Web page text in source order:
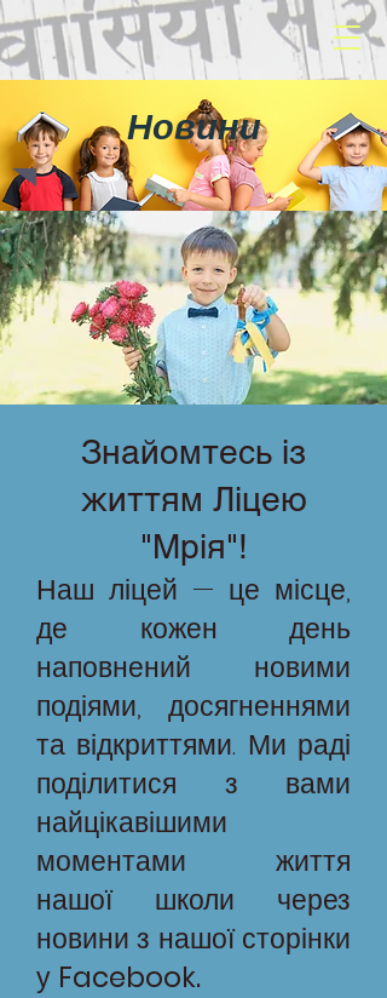
Новини
Знайомтесь із
життям Ліцею
"Мрія"!
Наш ліцей — це місце,
де кожен день
наповнений новими
подіями, досягненнями
та відкриттями. Ми раді
поділитися з вами
найцікавішими
моментами життя
нашої школи через
новини з нашої сторінки
у Facebook.